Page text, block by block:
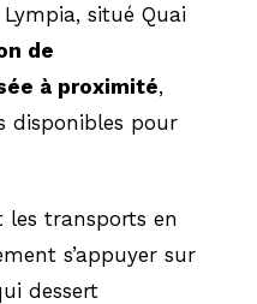
situé Quai
de
à proximité,
disponibles pour
les transports en
s’appuyer sur
dessert